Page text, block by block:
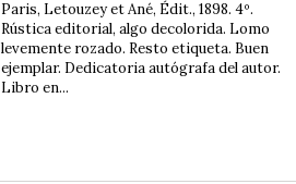
Paris, Letouzey et Ané, Édit., 1898. 4º.
Rústica editorial, algo decolorida. Lomo
levemente rozado. Resto etiqueta. Buen
ejemplar. Dedicatoria autógrafa del autor.
Libro en...